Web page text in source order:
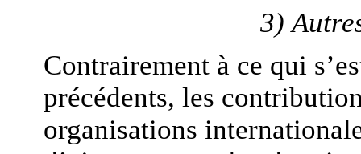
3)
Contrairement à ce qui
précédents, les
organisations